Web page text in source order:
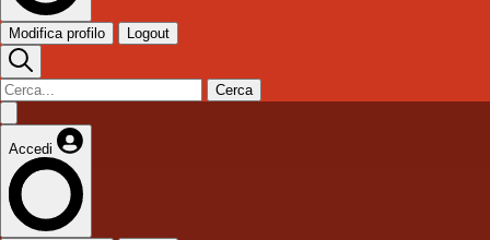
Modifica profilo Logout
Cerca
Accedi